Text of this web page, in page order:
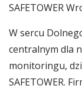
SAFETOWER
W sercu
centralnym dla
monitoringu,
SAFETOWER.